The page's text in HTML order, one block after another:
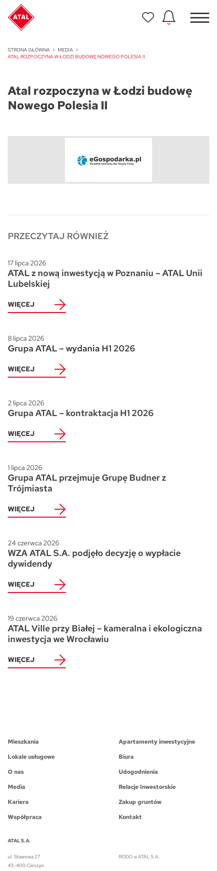
STRONA GŁÓWNA
MEDIA
ATAL ROZPOCZYNA W ŁODZI BUDOWĘ NOWEGO POLESIA II
Atal rozpoczyna w Łodzi budowę
Nowego Polesia II
PRZECZYTAJ RÓWNIEŻ
17 lipca 2026
ATAL z nową inwestycją w Poznaniu – ATAL Unii
Lubelskiej
WIĘCEJ
8 lipca 2026
Grupa ATAL – wydania H1 2026
WIĘCEJ
2 lipca 2026
Grupa ATAL – kontraktacja H1 2026
WIĘCEJ
1 lipca 2026
Grupa ATAL przejmuje Grupę Budner z
Trójmiasta
WIĘCEJ
24 czerwca 2026
WZA ATAL S.A. podjęło decyzję o wypłacie
dywidendy
WIĘCEJ
19 czerwca 2026
ATAL Ville przy Białej – kameralna i ekologiczna
inwestycja we Wrocławiu
WIĘCEJ
Mieszkania
Apartamenty inwestycyjne
Lokale usługowe
Biura
O nas
Udogodnienia
Media
Relacje Inwestorskie
Kariera
Zakup gruntów
Współpraca
Kontakt
ATAL S.A.
ul. Stawowa 27
43-400 Cieszyn
RODO w ATAL S.A.
ATAL Unii Lubelskiej w Poznaniu
ATAL Ville przy Białej
NOWOŚĆ
Polecaj i zyskaj nawet 5 000 zł
ATAL Floriana w Szczecinie
Skwer Witosa w Piastowie